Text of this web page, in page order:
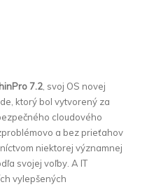
7.2, svoj OS novej
ktorý bol vytvorený za
cloudového
a bez prieťahov
niektorej významnej
svojej voľby. A IT
vylepšených